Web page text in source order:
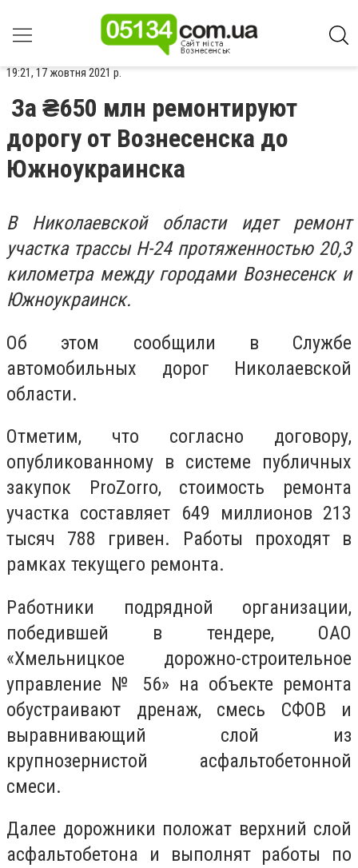
19:21, 17 жовтня 2021 р.
За ₴650 млн ремонтируют
дорогу от Вознесенска до
Южноукраинска
В Николаевской области идет ремонт
участка трассы Н-24 протяженностью 20,3
километра между городами Вознесенск и
Южноукраинск.
Об этом сообщили в Службе
автомобильных дорог Николаевской
области.
Отметим, что согласно договору,
опубликованному в системе публичных
закупок ProZorro, стоимость ремонта
участка составляет 649 миллионов 213
тысяч 788 гривен. Работы проходят в
рамках текущего ремонта.
Работники подрядной организации,
победившей в тендере, ОАО
«Хмельницкое дорожно-строительное
управление № 56» на объекте ремонта
обустраивают дренаж, смесь СФОВ и
выравнивающий слой из
крупнозернистой асфальтобетонной
смеси.
Далее дорожники положат верхний слой
асфальтобетона и выполнят работы по